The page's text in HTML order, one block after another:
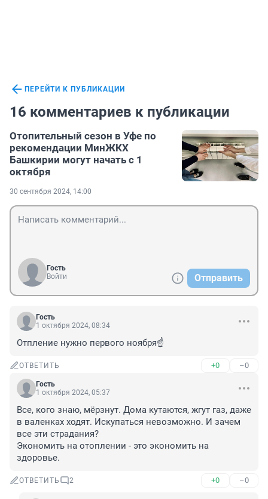
ПЕРЕЙТИ К ПУБЛИКАЦИИ
16 комментариев к публикации
Отопительный сезон в Уфе по
рекомендации МинЖКХ
Башкирии могут начать с 1
октября
30 сентября 2024, 14:00
Гость
Войти
Отправить
Гость
1 октября 2024, 08:34
Отпление нужно первого ноября☝️
ОТВЕТИТЬ +0 –0
Гость
1 октября 2024, 05:37
Все, кого знаю, мёрзнут. Дома кутаются, жгут газ, даже
в валенках ходят. Искупаться невозможно. И зачем
все эти страдания?
Экономить на отоплении - это экономить на
здоровье.
ОТВЕТИТЬ 2 +0 –0